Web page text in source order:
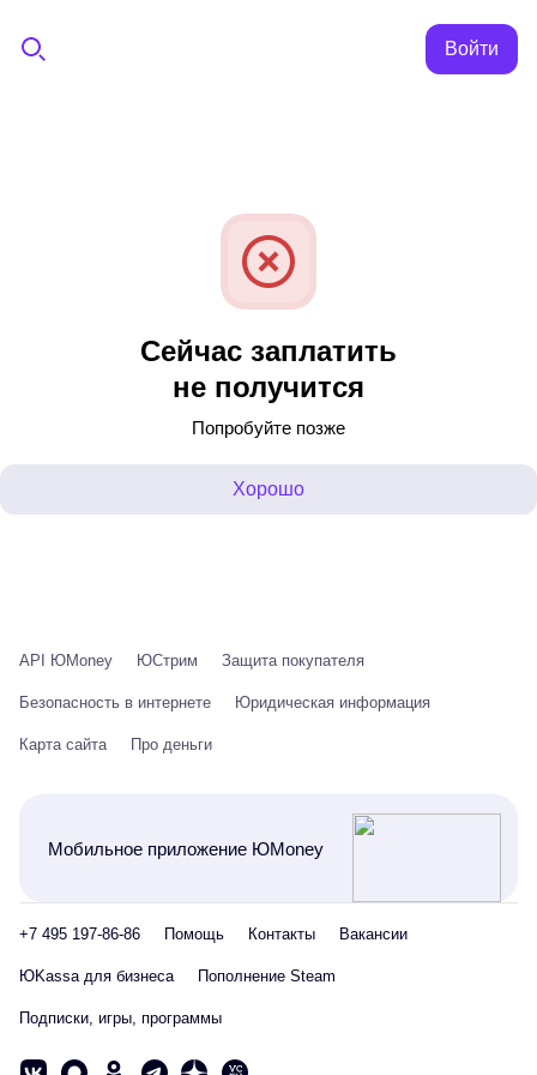
Войти
Сейчас заплатить
не получится
Попробуйте позже
Хорошо
API ЮMoney ЮСтрим Защита покупателя
Безопасность в интернете Юридическая информация
Карта сайта Про деньги
Мобильное приложение ЮMoney
+7 495 197-86-86 Помощь Контакты Вакансии
ЮKassa для бизнеса Пополнение Steam
Подписки, игры, программы